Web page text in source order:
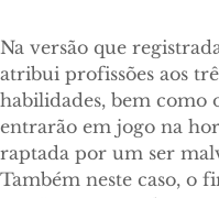
Na versão que
atribui profissões aos
habilidades, bem como
entrarão em jogo na
raptada por um ser
Também neste caso, o